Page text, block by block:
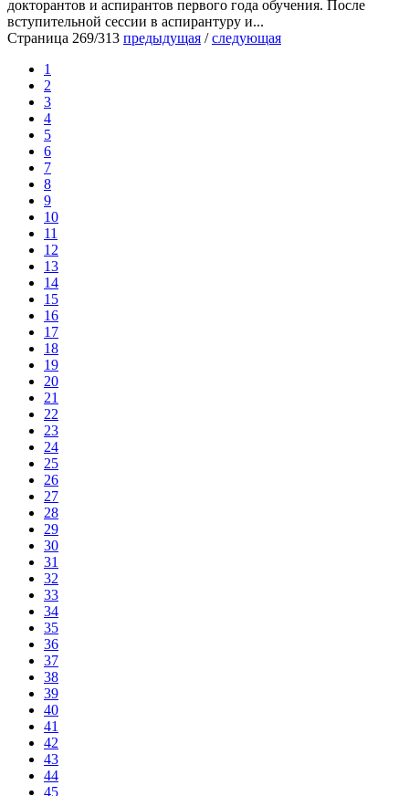
докторантов и аспирантов первого года обучения. После
вступительной сессии в аспирантуру и...
Страница 269/313 предыдущая /следующая
1
2
3
4
5
6
7
8
9
10
11
12
13
14
15
16
17
18
19
20
21
22
23
24
25
26
27
28
29
30
31
32
33
34
35
36
37
38
39
40
41
42
43
44
45